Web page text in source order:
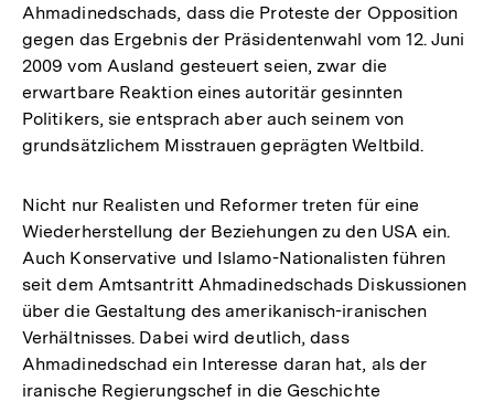
Ahmadinedschads, dass die Proteste der Opposition
gegen das Ergebnis der Präsidentenwahl vom 12. Juni
2009 vom Ausland gesteuert seien, zwar die
erwartbare Reaktion eines autoritär gesinnten
Politikers, sie entsprach aber auch seinem von
grundsätzlichem Misstrauen geprägten Weltbild.
Nicht nur Realisten und Reformer treten für eine
Wiederherstellung der Beziehungen zu den USA ein.
Auch Konservative und Islamo-Nationalisten führen
seit dem Amtsantritt Ahmadinedschads Diskussionen
über die Gestaltung des amerikanisch-iranischen
Verhältnisses. Dabei wird deutlich, dass
Ahmadinedschad ein Interesse daran hat, als der
iranische Regierungschef in die Geschichte